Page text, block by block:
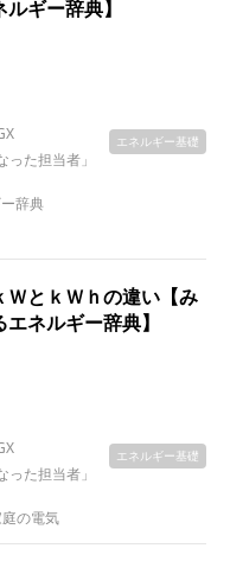
ルギー辞典】
た担当者」
辞典
エネルギー基礎
ＷとｋＷｈの違い【み
エネルギー辞典】
た担当者」
の電気
エネルギー基礎